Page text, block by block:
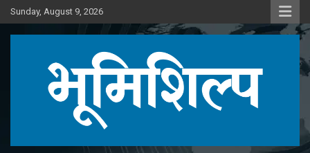
Skip
to
content
Sunday, August 9, 2026